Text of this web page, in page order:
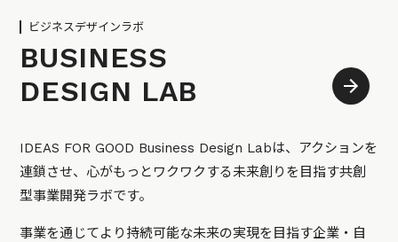
ビジネスデザインラボ
BUSINESS
DESIGN LAB
IDEAS FOR GOOD Business Design Labは、アクションを
連鎖させ、心がもっとワクワクする未来創りを目指す共創
型事業開発ラボです。
事業を通じてより持続可能な未来の実現を目指す企業・自